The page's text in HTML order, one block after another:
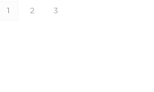
1 2 3